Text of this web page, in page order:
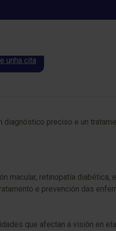
unha cita
preciso e un
macular, retinopatía
e prevención das
que afectan á visión en